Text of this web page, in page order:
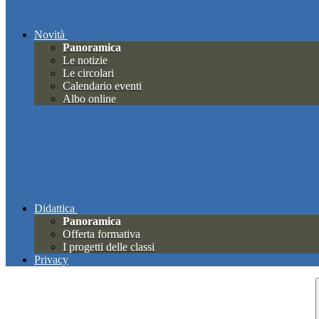
Novità
Panoramica
Le notizie
Le circolari
Calendario eventi
Albo online
Didattica
Panoramica
Offerta formativa
I progetti delle classi
Privacy